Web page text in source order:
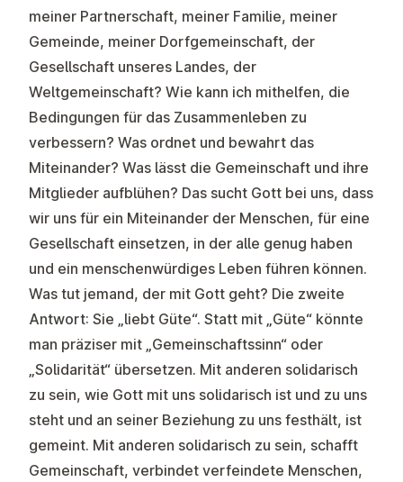
meiner Partnerschaft, meiner Familie, meiner
Gemeinde, meiner Dorfgemeinschaft, der
Gesellschaft unseres Landes, der
Weltgemeinschaft? Wie kann ich mithelfen, die
Bedingungen für das Zusammenleben zu
verbessern? Was ordnet und bewahrt das
Miteinander? Was lässt die Gemeinschaft und ihre
Mitglieder aufblühen? Das sucht Gott bei uns, dass
wir uns für ein Miteinander der Menschen, für eine
Gesellschaft einsetzen, in der alle genug haben
und ein menschenwürdiges Leben führen können.
Was tut jemand, der mit Gott geht? Die zweite
Antwort: Sie „liebt Güte“. Statt mit „Güte“ könnte
man präziser mit „Gemeinschaftssinn“ oder
„Solidarität“ übersetzen. Mit anderen solidarisch
zu sein, wie Gott mit uns solidarisch ist und zu uns
steht und an seiner Beziehung zu uns festhält, ist
gemeint. Mit anderen solidarisch zu sein, schafft
Gemeinschaft, verbindet verfeindete Menschen,